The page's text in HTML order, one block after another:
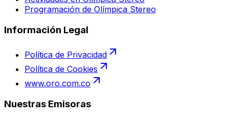
Programación de Olímpica Stereo
Información Legal
Política de Privacidad
Política de Cookies
www.oro.com.co
Nuestras Emisoras